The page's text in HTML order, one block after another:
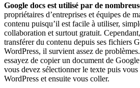
Google docs est utilisé par de
propriétaires d’entreprises et équipes de
contenu puisqu’il est facile à utiliser,
collaboration et surtout gratuit.
transférer du contenu depuis ses fichiers
WordPress, il survient assez de
essayez de copier un document de
vous devez sélectionner le texte puis
WordPress et ensuite vous coller.